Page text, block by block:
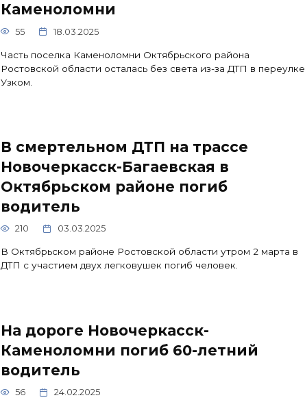
Каменоломни
55 18.03.2025
Часть поселка Каменоломни Октябрьского района
Ростовской области осталась без света из-за ДТП в переулке
Узком.
В смертельном ДТП на трассе
Новочеркасск-Багаевская в
Октябрьском районе погиб
водитель
210 03.03.2025
В Октябрьском районе Ростовской области утром 2 марта в
ДТП с участием двух легковушек погиб человек.
На дороге Новочеркасск-
Каменоломни погиб 60-летний
водитель
56 24.02.2025